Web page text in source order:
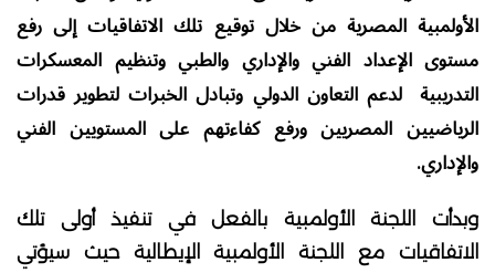
الأولمبية المصرية من خلال توقيع تلك الاتفاقيات إلى رفع
مستوى الإعداد الفني والإداري والطبي وتنظيم المعسكرات
التدريبية لدعم التعاون الدولي وتبادل الخبرات لتطوير قدرات
الرياضيين المصريين ورفع كفاءتهم على المستويين الفني
والإداري.
وبدأت اللجنة الأولمبية بالفعل في تنفيذ أولى تلك
الاتفاقيات مع اللجنة الأولمبية الإيطالية حيث سيؤتي